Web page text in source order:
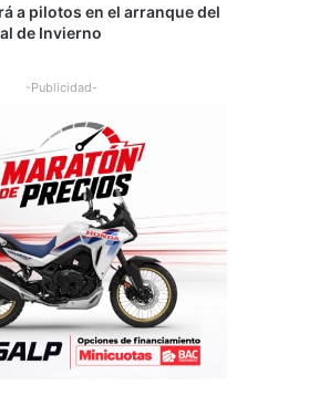
a pilotos en el arranque del
de Invierno
-Publicidad-